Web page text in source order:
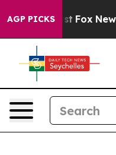
AGP PICKS
Exist Fox News Goes